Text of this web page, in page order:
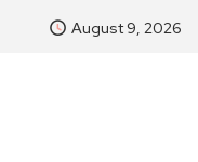
August 9, 2026